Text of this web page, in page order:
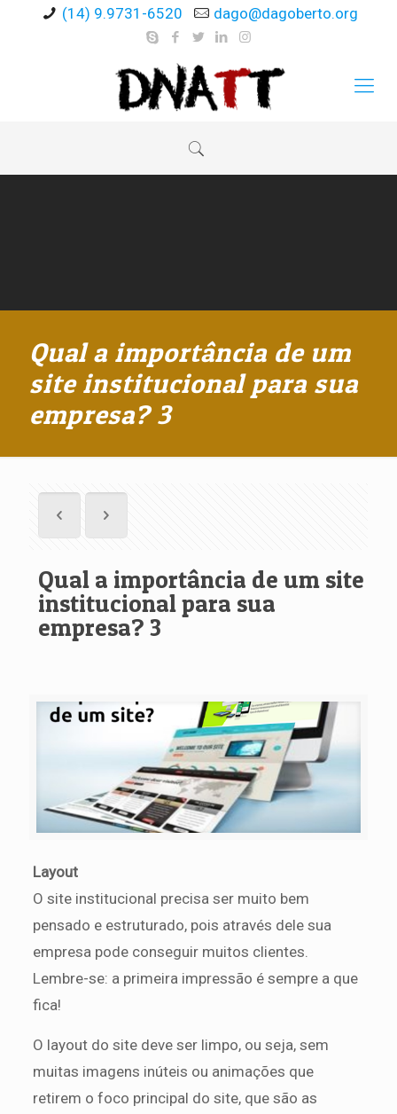
(14) 9.9731-6520 dago@dagoberto.org
Qual a importância de um
site institucional para sua
empresa? 3
Qual a importância de um site
institucional para sua
empresa? 3
Layout
O site institucional precisa ser muito bem
pensado e estruturado, pois através dele sua
empresa pode conseguir muitos clientes.
Lembre-se: a primeira impressão é sempre a que
fica!
O layout do site deve ser limpo, ou seja, sem
muitas imagens inúteis ou animações que
retirem o foco principal do site, que são as